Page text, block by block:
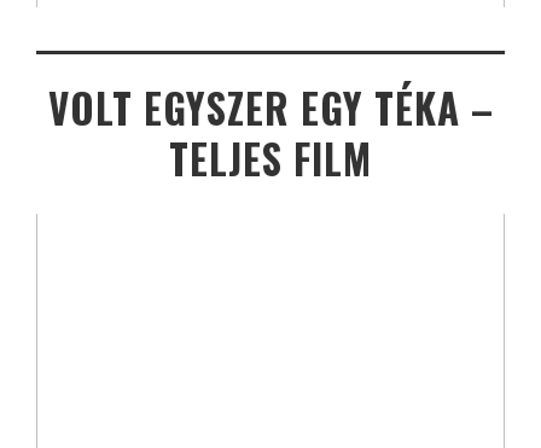
VOLT EGYSZER EGY TÉKA –
TELJES FILM